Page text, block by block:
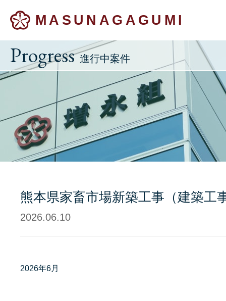
MASUNAGAGUMI
Progress 進行中案件
熊本県家畜市場新築工事（建築工
2026.06.10
2026年6月